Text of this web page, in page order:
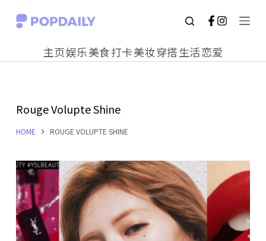
S
o
c
n
t
e
n
主页娱乐美食打卡美妆穿搭生活恋爱
Rouge Volupte Shine
HOME ROUGE VOLUPTE SHINE